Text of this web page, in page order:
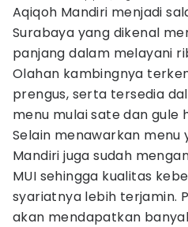
Aqiqoh Mandiri menjadi
Surabaya yang dikenal
panjang dalam melayani
Olahan kambingnya
prengus, serta tersedia
menu mulai sate dan gule
Selain menawarkan menu
Mandiri juga sudah
MUI sehingga kualitas
syariatnya lebih terjamin.
akan mendapatkan